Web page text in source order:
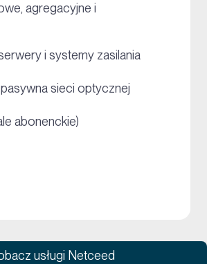
agregacyjne i
i systemy zasilania
pasywna sieci optycznej
abonenckie)
usługi Netceed